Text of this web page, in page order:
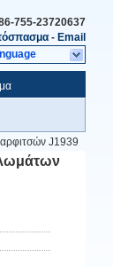
755-23720637
- Email
J1939